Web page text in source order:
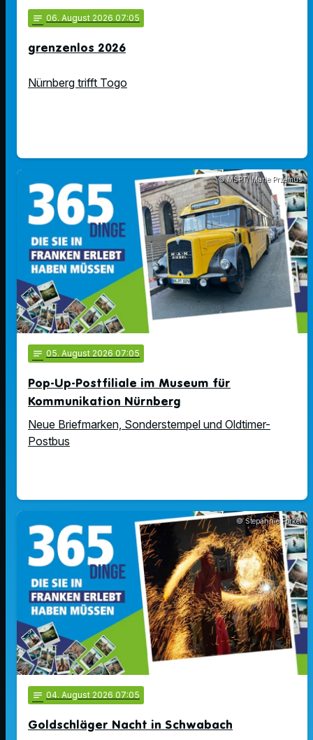
notes 06. August 2026 07:05
grenzenlos 2026
Nürnberg trifft Togo
© MSPT/ Marie Przemus
notes 05. August 2026 07:05
Pop-Up-Postfiliale im Museum für
Kommunikation Nürnberg
Neue Briefmarken, Sonderstempel und Oldtimer-
Postbus
© Stepahnie Forkel
notes 04. August 2026 07:05
Goldschläger Nacht in Schwabach